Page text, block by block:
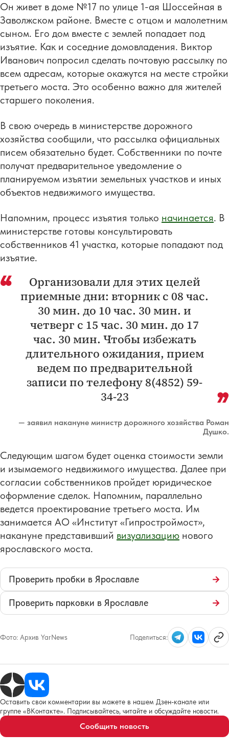
Он живет в доме №17 по улице 1-ая Шоссейная в
Заволжском районе. Вместе с отцом и малолетним
сыном. Его дом вместе с землей попадает под
изъятие. Как и соседние домовладения. Виктор
Иванович попросил сделать почтовую рассылку по
всем адресам, которые окажутся на месте стройки
третьего моста. Это особенно важно для жителей
старшего поколения.
В свою очередь в министерстве дорожного
хозяйства сообщили, что рассылка официальных
писем обязательно будет. Собственники по почте
получат предварительное уведомление о
планируемом изъятии земельных участков и иных
объектов недвижимого имущества.
Напомним, процесс изъятия только начинается. В
министерстве готовы консультировать
собственников 41 участка, которые попадают под
изъятие.
Организовали для этих целей
приемные дни: вторник с 08 час.
30 мин. до 10 час. 30 мин. и
четверг с 15 час. 30 мин. до 17
час. 30 мин. Чтобы избежать
длительного ожидания, прием
ведем по предварительной
записи по телефону 8(4852) 59-
34-23
— заявил накануне министр дорожного хозяйства Роман
Душко.
Следующим шагом будет оценка стоимости земли
и изымаемого недвижимого имущества. Далее при
согласии собственников пройдет юридическое
оформление сделок. Напомним, параллельно
ведется проектирование третьего моста. Им
занимается АО «Институт «Гипростроймост»,
накануне представивший визуализацию нового
ярославского моста.
Проверить пробки в Ярославле →
Проверить парковки в Ярославле →
Фото: Архив YarNews Поделиться:
Оставить свои комментарии вы можете в нашем Дзен-канале или
группе «ВКонтакте». Подписывайтесь, читайте и обсуждайте новости.
Сообщить новость